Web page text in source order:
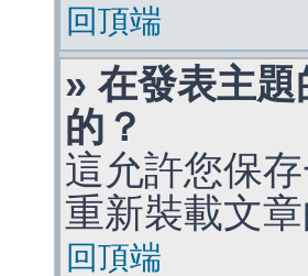
回頂端
» 在發表主
的？
這允許您保
重新裝載文
回頂端